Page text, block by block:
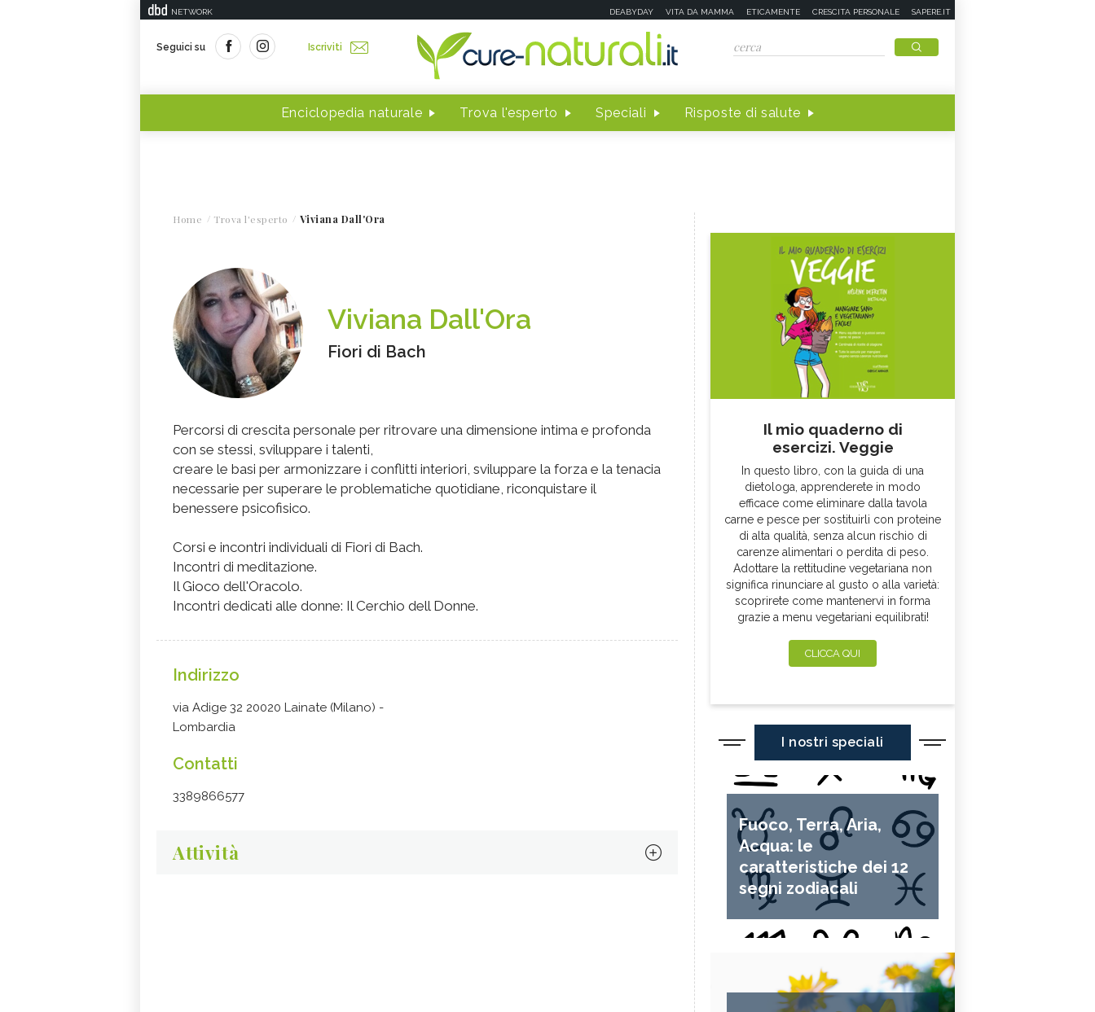
NETWORK DEABYDAY VITA DA MAMMA ETICAMENTE CRESCITA PERSONALE SAPERE.IT
Seguici su Iscriviti
Enciclopedia naturale Trova l'esperto Speciali Risposte di salute
Home Trova l'esperto Viviana Dall'Ora
Viviana Dall'Ora
Fiori di Bach
Percorsi di crescita personale per ritrovare una dimensione intima e profonda
con se stessi, sviluppare i talenti,
creare le basi per armonizzare i conflitti interiori, sviluppare la forza e la tenacia
necessarie per superare le problematiche quotidiane, riconquistare il
benessere psicofisico.
Corsi e incontri individuali di Fiori di Bach.
Incontri di meditazione.
Il Gioco dell'Oracolo.
Incontri dedicati alle donne: Il Cerchio dell Donne.
Indirizzo
via Adige 32 20020 Lainate (Milano) -
Lombardia
Contatti
3389866577
Attività
Il mio quaderno di
esercizi. Veggie
In questo libro, con la guida di una
dietologa, apprenderete in modo
efficace come eliminare dalla tavola
carne e pesce per sostituirli con proteine
di alta qualità, senza alcun rischio di
carenze alimentari o perdita di peso.
Adottare la rettitudine vegetariana non
significa rinunciare al gusto o alla varietà:
scoprirete come mantenervi in forma
grazie a menu vegetariani equilibrati!
CLICCA QUI
I nostri speciali
Fuoco, Terra, Aria,
Acqua: le
caratteristiche dei 12
segni zodiacali